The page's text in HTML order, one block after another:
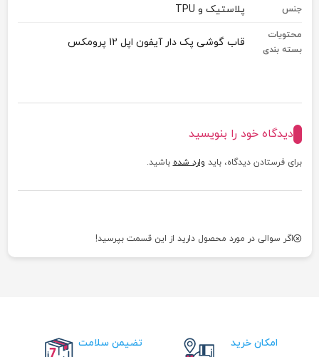
جنس پلاستیک و TPU
محتویات
بسته بندی
قاب گوشی پک دار آیفون اپل 12 پرومکس
دیدگاه خود را بنویسید
برای فرستادن دیدگاه، باید وارد شده باشید.
اگر سوالی در مورد محصول دارید از این قسمت بپرسید!
امکان خرید تضیمن سلامت